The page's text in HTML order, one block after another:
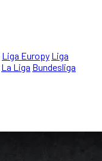
Liga Europy Liga
La Liga Bundesliga